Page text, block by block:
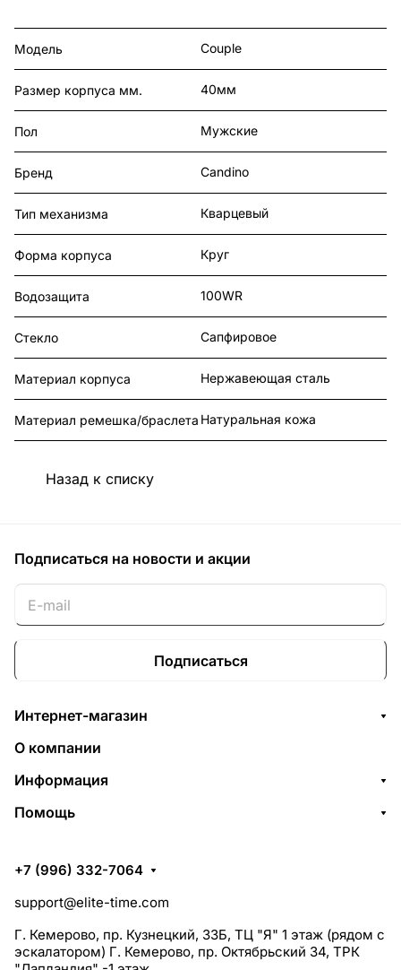
Модель Couple
Размер корпуса мм. 40мм
Пол Мужские
Бренд Candino
Тип механизма Кварцевый
Форма корпуса Круг
Водозащита 100WR
Стекло Сапфировое
Материал корпуса Нержавеющая сталь
Материал ремешка/браслета Натуральная кожа
Назад к списку
Подписаться на новости и акции
Подписаться
Интернет-магазин
О компании
Информация
Помощь
+7 (996) 332-7064
support@elite-time.com
Г. Кемерово, пр. Кузнецкий, 33Б, ТЦ "Я" 1 этаж (рядом с
эскалатором) Г. Кемерово, пр. Октябрьский 34, ТРК